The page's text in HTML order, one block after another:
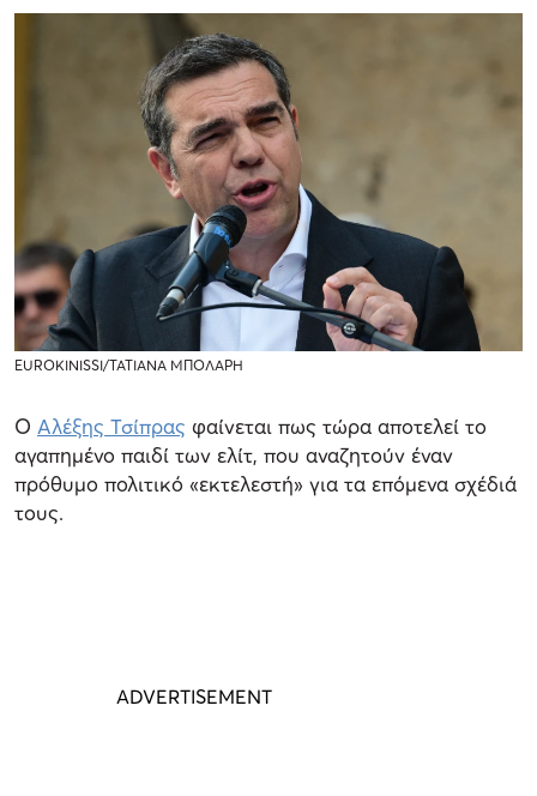
EUROKINISSI/ΤΑΤΙΑΝΑ ΜΠΟΛΑΡΗ
Ο Αλέξης Τσίπρας φαίνεται πως τώρα αποτελεί το
αγαπημένο παιδί των ελίτ, που αναζητούν έναν
πρόθυμο πολιτικό «εκτελεστή» για τα επόμενα σχέδιά
τους.